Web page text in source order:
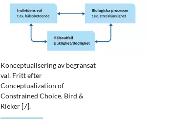
Konceptualisering av begränsat
val. Fritt efter
Conceptualization of
Constrained Choice, Bird &
Rieker [7].